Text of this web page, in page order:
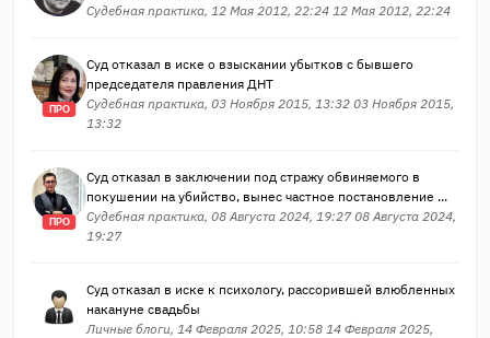
Судебная практика, 12 Мая 2012, 22:24 12 Мая 2012, 22:24
ПРО
Суд отказал в иске о взыскании убытков с бывшего
председателя правления ДНТ
Судебная практика, 03 Ноября 2015, 13:32 03 Ноября 2015,
13:32
ПРО
Суд отказал в заключении под стражу обвиняемого в
покушении на убийство, вынес частное постановление ...
Судебная практика, 08 Августа 2024, 19:27 08 Августа 2024,
19:27
Суд отказал в иске к психологу, рассорившей влюбленных
накануне свадьбы
Личные блоги, 14 Февраля 2025, 10:58 14 Февраля 2025,